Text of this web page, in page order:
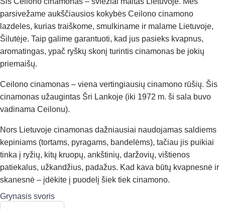
parsivežame aukščiausios kokybės Ceilono cinamono
lazdeles, kurias traiškome, smulkiname ir malame Lietuvoje,
Šilutėje. Taip galime garantuoti, kad jus pasieks kvapnus,
aromatingas, ypač ryškų skonį turintis cinamonas be jokių
priemaišų.
Ceilono cinamonas – viena vertingiausių cinamono rūšių. Šis
cinamonas užaugintas Šri Lankoje (iki 1972 m. ši sala buvo
vadinama Ceilonu).
Nors Lietuvoje cinamonas dažniausiai naudojamas saldiems
kepiniams (tortams, pyragams, bandelėms), tačiau jis puikiai
tinka į ryžių, kitų kruopų, ankštinių, daržovių, vištienos
patiekalus, užkandžius, padažus. Kad kava būtų kvapnesnė ir
skanesnė – įdėkite į puodelį šiek tiek cinamono.
Grynasis svoris